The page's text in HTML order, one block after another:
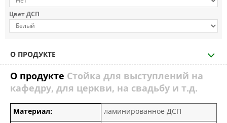
Цвет ДСП
О ПРОДУКТЕ
О продукте Стойка для выступлений на
кафедру, для церкви, на свадьбу и т.д.
Материал:
ламинированное ДСП